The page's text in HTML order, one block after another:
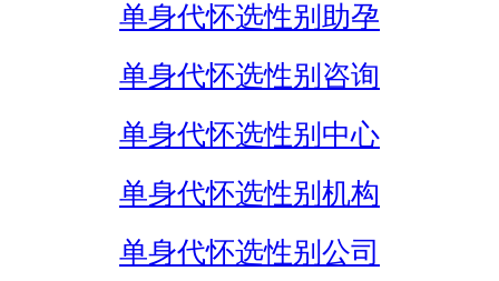
单身代怀选性别助孕
单身代怀选性别咨询
单身代怀选性别中心
单身代怀选性别机构
单身代怀选性别公司